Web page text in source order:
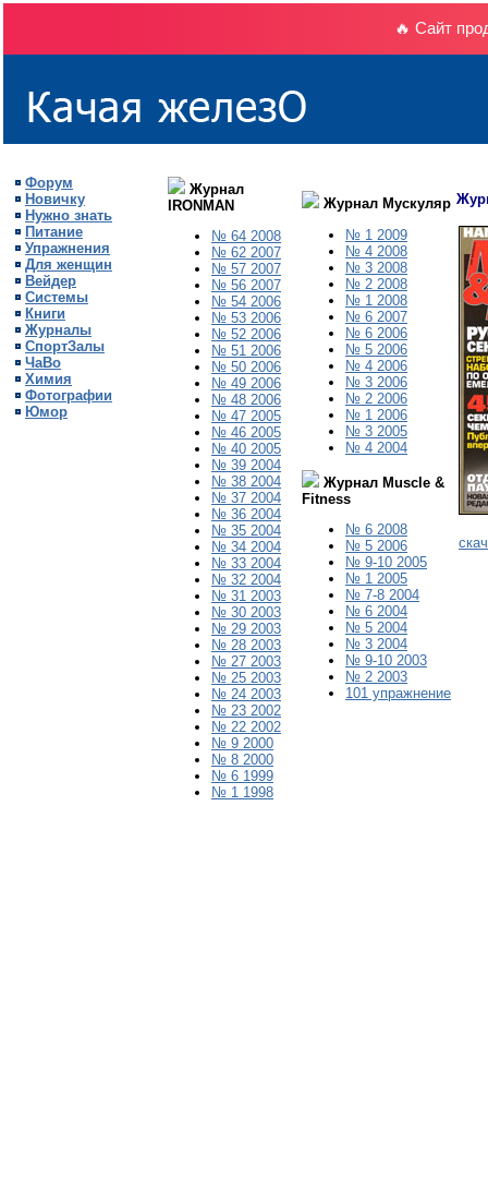
🔥 Сайт
Форум
Новичку
Нужно знать
Питание
Упражнения
Для женщин
Вейдер
Системы
Книги
Журналы
СпортЗалы
ЧаВо
Химия
Фотографии
Юмор
Журнал
IRONMAN
№ 64 2008
№ 62 2007
№ 57 2007
№ 56 2007
№ 54 2006
№ 53 2006
№ 52 2006
№ 51 2006
№ 50 2006
№ 49 2006
№ 48 2006
№ 47 2005
№ 46 2005
№ 40 2005
№ 39 2004
№ 38 2004
№ 37 2004
№ 36 2004
№ 35 2004
№ 34 2004
№ 33 2004
№ 32 2004
№ 31 2003
№ 30 2003
№ 29 2003
№ 28 2003
№ 27 2003
№ 25 2003
№ 24 2003
№ 23 2002
№ 22 2002
№ 9 2000
№ 8 2000
№ 6 1999
№ 1 1998
Журнал Мускуляр
№ 1 2009
№ 4 2008
№ 3 2008
№ 2 2008
№ 1 2008
№ 6 2007
№ 6 2006
№ 5 2006
№ 4 2006
№ 3 2006
№ 2 2006
№ 1 2006
№ 3 2005
№ 4 2004
Журнал Muscle &
Fitness
№ 6 2008
№ 5 2006
№ 9-10 2005
№ 1 2005
№ 7-8 2004
№ 6 2004
№ 5 2004
№ 3 2004
№ 9-10 2003
№ 2 2003
101 упражнение